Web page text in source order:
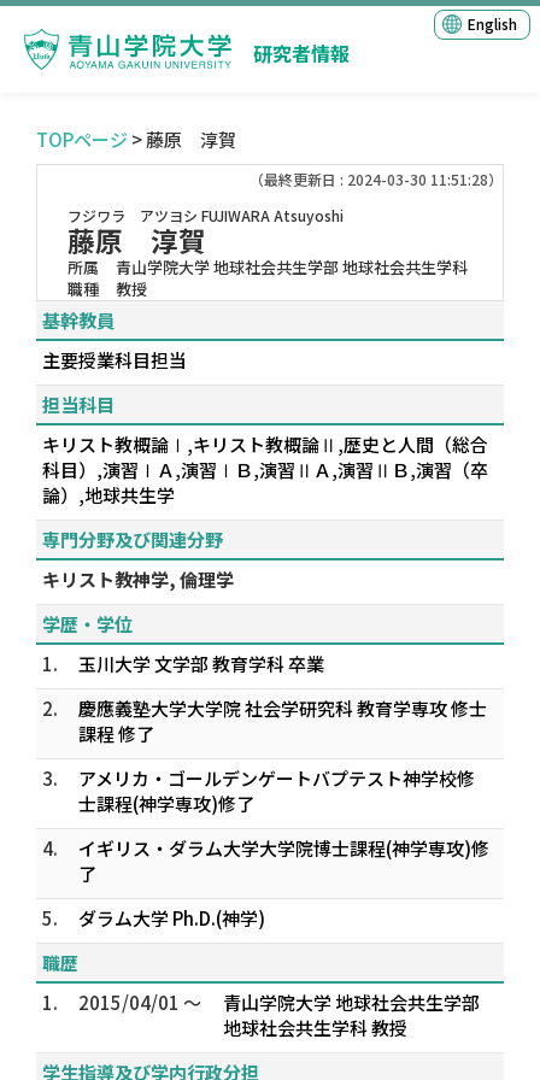
研究者情報
English
TOPページ > 藤原 淳賀
（最終更新日 : 2024-03-30 11:51:28）
フジワラ アツヨシ FUJIWARA Atsuyoshi
藤原 淳賀
所属
青山学院大学 地球社会共生学部 地球社会共生学科
職種
教授
基幹教員
主要授業科目担当
担当科目
キリスト教概論Ⅰ,キリスト教概論Ⅱ,歴史と人間（総合
科目）,演習ⅠＡ,演習ⅠＢ,演習ⅡＡ,演習ⅡＢ,演習（卒
論）,地球共生学
専門分野及び関連分野
キリスト教神学, 倫理学
学歴・学位
1.
玉川大学 文学部 教育学科 卒業
2.
慶應義塾大学大学院 社会学研究科 教育学専攻 修士
課程 修了
3.
アメリカ・ゴールデンゲートバプテスト神学校修
士課程(神学専攻)修了
4.
イギリス・ダラム大学大学院博士課程(神学専攻)修
了
5.
ダラム大学 Ph.D.(神学)
職歴
1.
2015/04/01 ～
青山学院大学 地球社会共生学部
地球社会共生学科 教授
学生指導及び学内行政分担